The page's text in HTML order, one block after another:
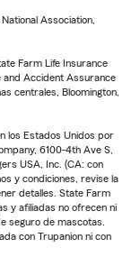
Association,
Farm Life Insurance
and Accident Assurance
centrales, Bloomington,
los Estados Unidos por
6100-4th Ave S,
USA, Inc. (CA: con
y condiciones, revise la
detalles. State Farm
y afiliadas no ofrecen ni
seguro de mascotas.
con Trupanion ni con